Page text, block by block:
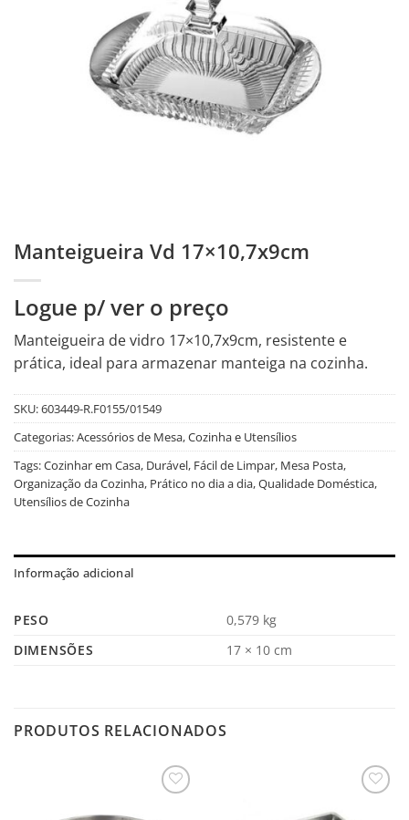
Manteigueira Vd 17×10,7x9cm
Logue p/ ver o preço
Manteigueira de vidro 17×10,7x9cm, resistente e
prática, ideal para armazenar manteiga na cozinha.
SKU:603449-R.F0155/01549
Categorias:Acessórios de Mesa,Cozinha e Utensílios
Tags:Cozinhar em Casa, Durável, Fácil de Limpar, Mesa Posta,
Organização da Cozinha, Prático no dia a dia,Qualidade Doméstica,
Utensílios de Cozinha
Informação adicional
PESO
0,579 kg
DIMENSÕES
17 × 10 cm
PRODUTOS RELACIONADOS